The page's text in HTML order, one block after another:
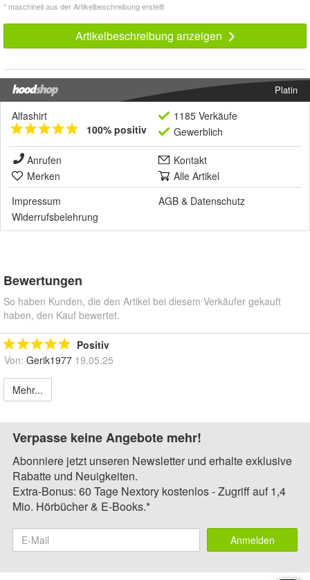
* maschinell aus der Artikelbeschreibung erstellt
Artikelbeschreibung anzeigen
Platin
Alfashirt
100% positiv
1185 Verkäufe
Gewerblich
Anrufen
Kontakt
Merken
Alle Artikel
Impressum
AGB & Datenschutz
Widerrufsbelehrung
Bewertungen
So haben Kunden, die den Artikel bei diesem Verkäufer gekauft
haben, den Kauf bewertet.
Positiv
Von: Gerik1977 19.05.25
Mehr...
Verpasse keine Angebote mehr!
Abonniere jetzt unseren Newsletter und erhalte exklusive
Rabatte und Neuigkeiten.
Extra-Bonus: 60 Tage Nextory kostenlos - Zugriff auf 1,4
Mio. Hörbücher & E-Books.*
Anmelden